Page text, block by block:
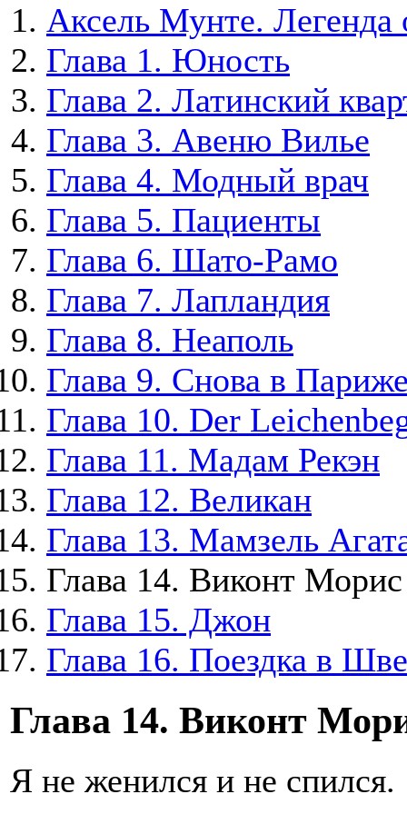
Аксель Мунте.
Глава 1. Юность
Глава 2. Латинский
Глава 3. Авеню Вилье
Глава 4. Модный врач
Глава 5. Пациенты
Глава 6. Шато-Рамо
Глава 7. Лапландия
Глава 8. Неаполь
Глава 9. Снова в
Глава 10. Der
Глава 11. Мадам Рекэн
Глава 12. Великан
Глава 13. Мамзель
Глава 14. Виконт Морис
Глава 15. Джон
Глава 16. Поездка в
Глава 14. Виконт
Я не женился и не спился.